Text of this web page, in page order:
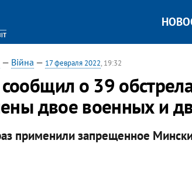
— Війна — 17 февраля 2022, 19:32
о 39
двое военных и
применили запрещенное